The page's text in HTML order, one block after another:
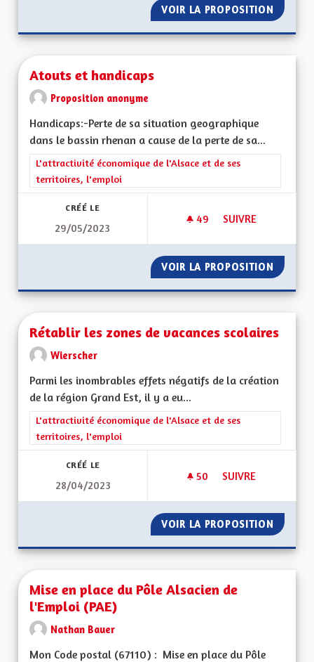
VOIR LA PROPOSITION
Atouts et handicaps
Proposition anonyme
Handicaps:-Perte de sa situation geographique
dans le bassin rhenan a cause de la perte de sa...
Filtrer les résultats de la catégorie : L'attractivité
L'attractivité économique de l'Alsace et de ses
territoires, l'emploi
CRÉÉ LE
29/05/2023
49 49 ABONNÉS
SUIVRE
VOIR LA PROPOSITION
Rétablir les zones de vacances scolaires
Wierscher
Parmi les inombrables effets négatifs de la création
de la région Grand Est, il y a eu...
Filtrer les résultats de la catégorie : L'attractivité
L'attractivité économique de l'Alsace et de ses
territoires, l'emploi
CRÉÉ LE
28/04/2023
50 50 ABONNÉS
SUIVRE
VOIR LA PROPOSITION
Mise en place du Pôle Alsacien de
l'Emploi (PAE)
Nathan Bauer
Mon Code postal (67110) : Mise en place du Pôle